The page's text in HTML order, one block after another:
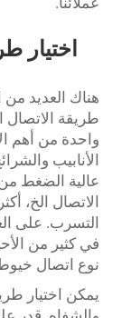
اختيار
هناك العديد من
طريقة الاتصال
واحدة من أهم
الأنابيب
عالية الضغط
الاتصال الخ،
التسرب. على
في كثير من
نوع اتصال
يمكن اختيار